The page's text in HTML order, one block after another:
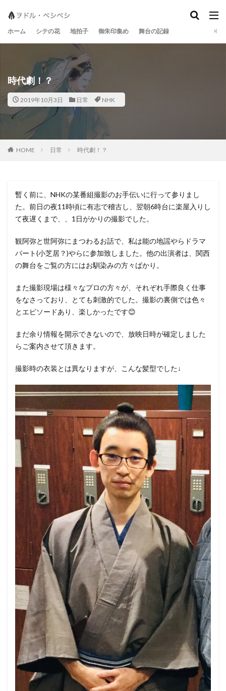
ホーム シテの花 地拍子 御朱印集め 舞台の記録
時代劇！？
2019年10月3日 日常 NHK
HOME 日常 時代劇！？
暫く前に、NHKの某番組撮影のお手伝いに行って参りまし
た。前日の夜11時頃に有志で稽古し、翌朝6時台に楽屋入りし
て夜遅くまで、、1日がかりの撮影でした。
観阿弥と世阿弥にまつわるお話で、私は能の地謡やらドラマ
パート(小芝居？)やらに参加致しました。他の出演者は、関西
の舞台をご覧の方にはお馴染みの方々ばかり。
また撮影現場は様々なプロの方々が、それぞれ手際良く仕事
をなさっており、とても刺激的でした。撮影の裏側では色々
とエピソードあり、楽しかったです😊
まだ余り情報を開示できないので、放映日時が確定しました
らご案内させて頂きます。
撮影時の衣装とは異なりますが、こんな髪型でした↓
地拍子 シテの花 宝生流